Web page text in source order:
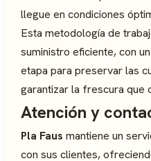
llegue en condiciones
Esta metodología de
suministro eficiente, con
etapa para preservar las
garantizar la frescura que
Atención y
Pla Faus mantiene un
con sus clientes,